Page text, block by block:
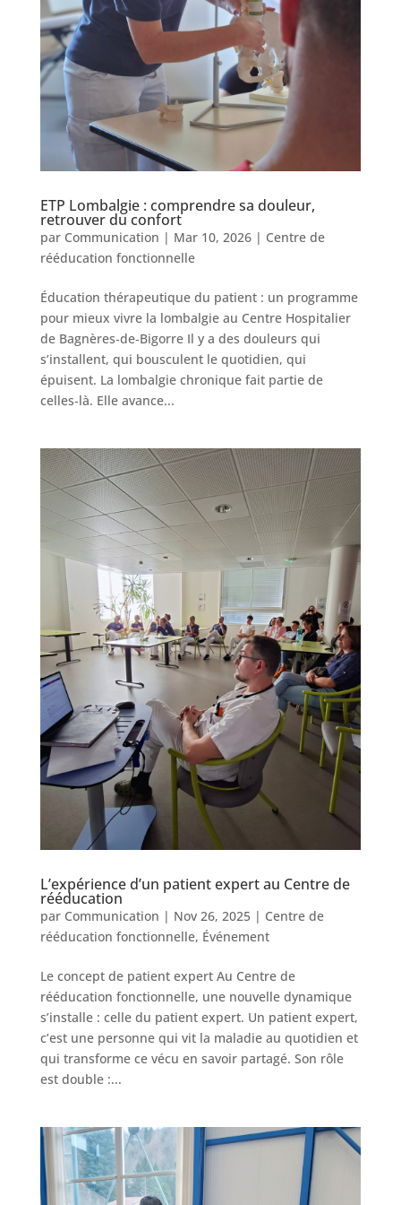
ETP Lombalgie : comprendre sa douleur,
retrouver du confort
par Communication | Mar 10, 2026| Centre de
rééducation fonctionnelle
Éducation thérapeutique du patient : un programme
pour mieux vivre la lombalgie au Centre Hospitalier
de Bagnères‑de‑Bigorre Il y a des douleurs qui
s’installent, qui bousculent le quotidien, qui
épuisent. La lombalgie chronique fait partie de
celles‑là. Elle avance...
L’expérience d’un patient expert au Centre de
rééducation
par Communication | Nov 26, 2025| Centre de
rééducation fonctionnelle, Événement
Le concept de patient expert Au Centre de
rééducation fonctionnelle, une nouvelle dynamique
s’installe : celle du patient expert. Un patient expert,
c’est une personne qui vit la maladie au quotidien et
qui transforme ce vécu en savoir partagé. Son rôle
est double :...